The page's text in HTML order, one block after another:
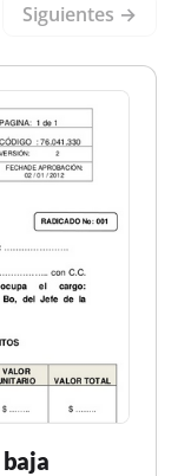
Siguientes →